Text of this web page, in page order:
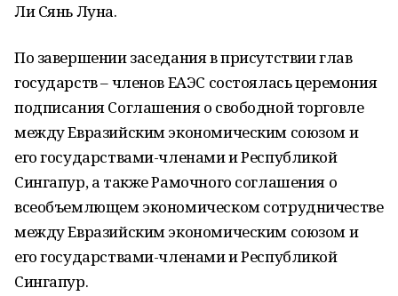
Ли Сянь Луна.
По завершении заседания в присутствии глав
государств – членов ЕАЭС состоялась церемония
подписания Соглашения о свободной торговле
между Евразийским экономическим союзом и
его государствами-членами и Республикой
Сингапур, а также Рамочного соглашения о
всеобъемлющем экономическом сотрудничестве
между Евразийским экономическим союзом и
его государствами-членами и Республикой
Сингапур.